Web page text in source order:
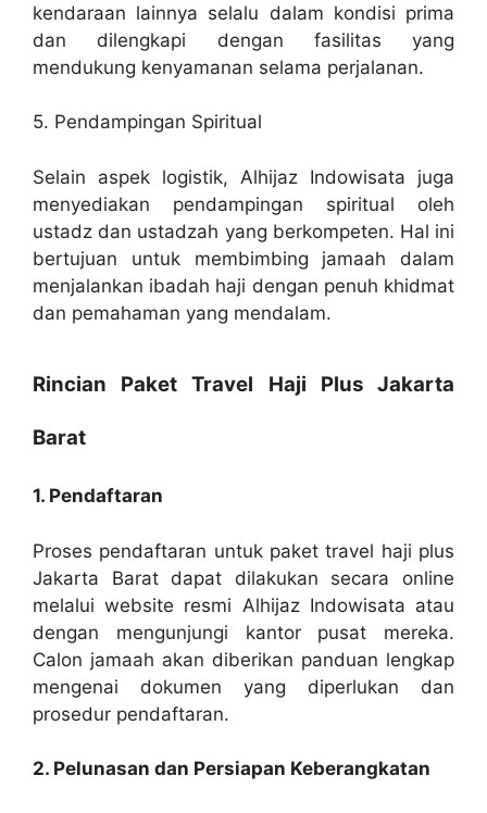
kendaraan lainnya selalu dalam kondisi prima
dan dilengkapi dengan fasilitas yang
mendukung kenyamanan selama perjalanan.
5. Pendampingan Spiritual
Selain aspek logistik, Alhijaz Indowisata juga
menyediakan pendampingan spiritual oleh
ustadz dan ustadzah yang berkompeten. Hal ini
bertujuan untuk membimbing jamaah dalam
menjalankan ibadah haji dengan penuh khidmat
dan pemahaman yang mendalam.
Rincian Paket Travel Haji Plus Jakarta
Barat
1. Pendaftaran
Proses pendaftaran untuk paket travel haji plus
Jakarta Barat dapat dilakukan secara online
melalui website resmi Alhijaz Indowisata atau
dengan mengunjungi kantor pusat mereka.
Calon jamaah akan diberikan panduan lengkap
mengenai dokumen yang diperlukan dan
prosedur pendaftaran.
2. Pelunasan dan Persiapan Keberangkatan